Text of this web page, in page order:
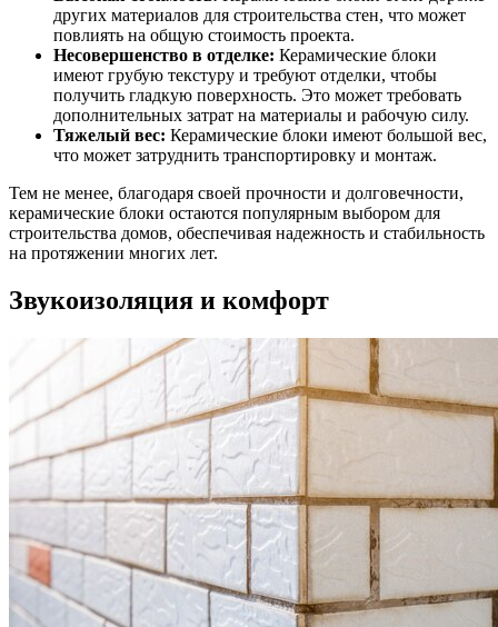
других материалов для строительства стен, что может
повлиять на общую стоимость проекта.
Несовершенство в отделке: Керамические блоки
имеют грубую текстуру и требуют отделки, чтобы
получить гладкую поверхность. Это может требовать
дополнительных затрат на материалы и рабочую силу.
Тяжелый вес: Керамические блоки имеют большой вес,
что может затруднить транспортировку и монтаж.
Тем не менее, благодаря своей прочности и долговечности,
керамические блоки остаются популярным выбором для
строительства домов, обеспечивая надежность и стабильность
на протяжении многих лет.
Звукоизоляция и комфорт